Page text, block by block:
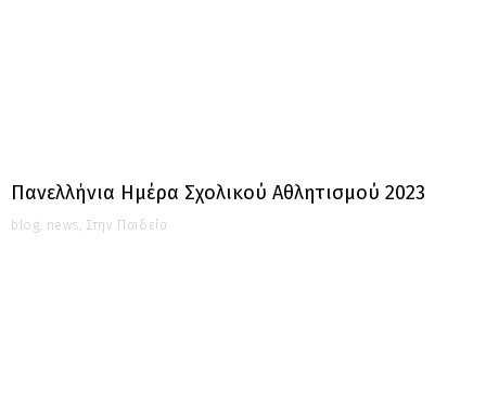
Πανελλήνια Ημέρα Σχολικού Αθλητισμού 2023
blog news Στην Παιδεία